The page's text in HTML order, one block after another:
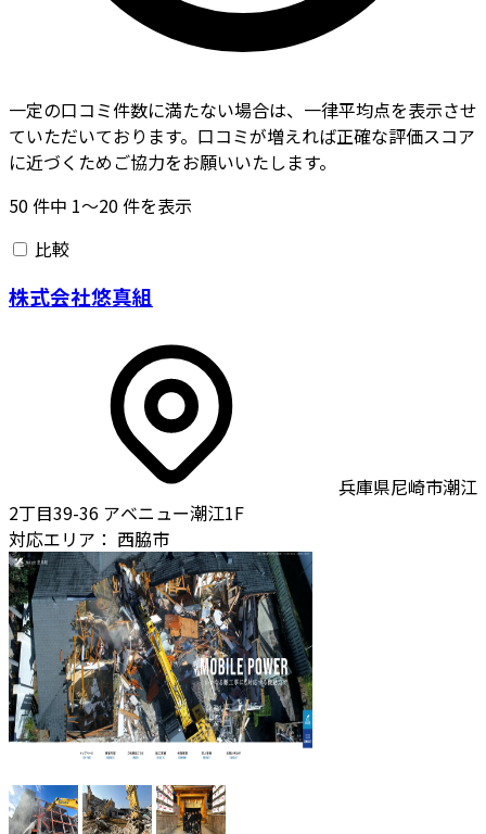
一定の口コミ件数に満たない場合は、一律平均点を表示させ
ていただいております。口コミが増えれば正確な評価スコア
に近づくためご協力をお願いいたします。
50件中 1〜20件を表示
比較
株式会社悠真組
兵庫県尼崎市潮江
2丁目39-36 アベニュー潮江1F
対応エリア： 西脇市